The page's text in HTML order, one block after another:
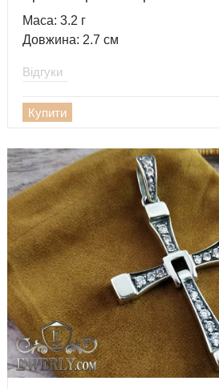
Маса: 3.2 г
Довжина: 2.7 см
Відгуки
Купити